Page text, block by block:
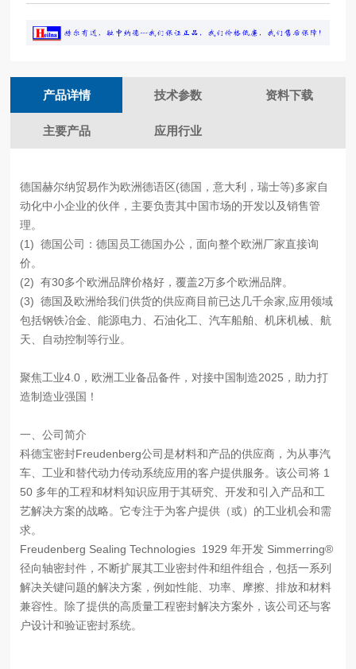
产品详情 技术参数 资料下载
主要产品 应用行业
德国赫尔纳贸易作为欧洲德语区(德国，意大利，瑞士等)多家自
动化中小企业的伙伴，主要负责其中国市场的开发以及销售管
理。
(1) 德国公司：德国员工德国办公，面向整个欧洲厂家直接询
价。
(2) 有30多个欧洲品牌价格好，覆盖2万多个欧洲品牌。
(3) 德国及欧洲给我们供货的供应商目前已达几千余家,应用领域
包括钢铁冶金、能源电力、石油化工、汽车船舶、机床机械、航
天、自动控制等行业。
聚焦工业4.0，欧洲工业备品备件，对接中国制造2025，助力打
造制造业强国！
一、公司简介
科德宝密封Freudenberg公司是材料和产品的供应商，为从事汽
车、工业和替代动力传动系统应用的客户提供服务。该公司将 1
50 多年的工程和材料知识应用于其研究、开发和引入产品和工
艺解决方案的战略。它专注于为客户提供（或）的工业机会和需
求。
Freudenberg Sealing Technologies 1929 年开发 Simmerring®
径向轴密封件，不断扩展其工业密封件和组件组合，包括一系列
解决关键问题的解决方案，例如性能、功率、摩擦、排放和材料
兼容性。除了提供的高质量工程密封解决方案外，该公司还与客
户设计和验证密封系统。